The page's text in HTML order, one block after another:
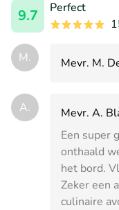
9.7
Perfect
M. Mevr. M.
A.
Mevr. A.
Een super
onthaald
het bord.
Zeker een
culinaire